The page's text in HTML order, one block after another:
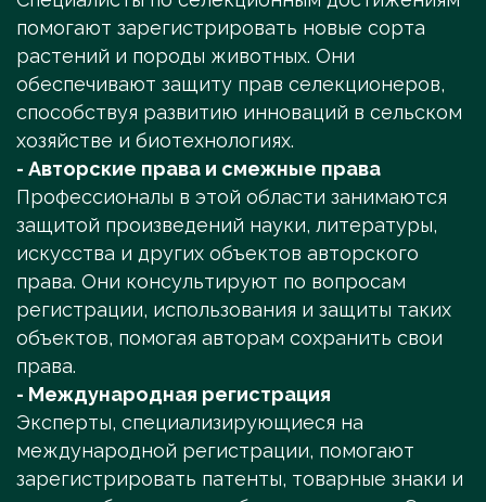
помогают зарегистрировать новые сорта
растений и породы животных. Они
обеспечивают защиту прав селекционеров,
способствуя развитию инноваций в сельском
хозяйстве и биотехнологиях.
- Авторские права и смежные права
Профессионалы в этой области занимаются
защитой произведений науки, литературы,
искусства и других объектов авторского
права. Они консультируют по вопросам
регистрации, использования и защиты таких
объектов, помогая авторам сохранить свои
права.
- Международная регистрация
Эксперты, специализирующиеся на
международной регистрации, помогают
зарегистрировать патенты, товарные знаки и